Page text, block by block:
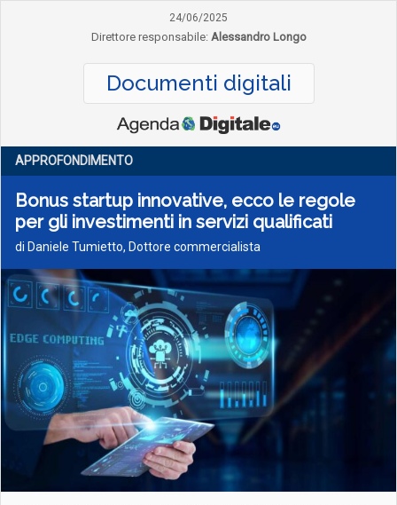
24/06/2025
Direttore responsabile: Alessandro Longo
Documenti digitali
APPROFONDIMENTO
Bonus startup innovative, ecco le regole
per gli investimenti in servizi qualificati
di Daniele Tumietto, Dottore commercialista